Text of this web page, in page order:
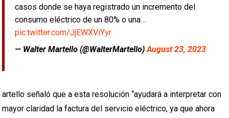
casos donde se haya registrado un incremento del
consumo eléctrico de un 80% o una…
pic.twitter.com/JjEWXViYyr
— Walter Martello (@WalterMartello)August 23, 2023
artello señaló que a esta resolución “ayudará a interpretar con
mayor claridad la factura del servicio eléctrico, ya que ahora